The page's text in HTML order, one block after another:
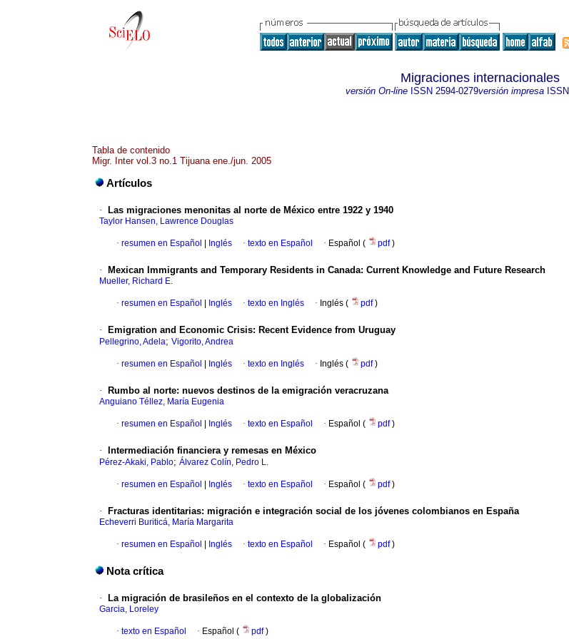
Migraciones internacionales
versión On-lineISSN 2594-0279versión impresaISSN
Tabla de contenido
Migr. Inter vol.3 no.1 Tijuana ene./jun. 2005
Artículos
· Las migraciones menonitas al norte de México entre 1922 y 1940
Taylor Hansen, Lawrence Douglas
· resumen en Español Inglés · texto en Español · Español ( pdf)
· Mexican Immigrants and Temporary Residents in Canada: Current Knowledge and Future Research
Mueller, Richard E.
· resumen en Español Inglés · texto en Inglés · Inglés ( pdf)
· Emigration and Economic Crisis: Recent Evidence from Uruguay
Pellegrino, Adela; Vigorito, Andrea
· resumen en Español Inglés · texto en Inglés · Inglés ( pdf)
· Rumbo al norte: nuevos destinos de la emigración veracruzana
Anguiano Téllez, María Eugenia
· resumen en Español Inglés · texto en Español · Español ( pdf)
· Intermediación financiera y remesas en México
Pérez-Akaki, Pablo; Álvarez Colín, Pedro L.
· resumen en Español Inglés · texto en Español · Español ( pdf)
· Fracturas identitarias: migración e integración social de los jóvenes colombianos en España
Echeverri Buriticá, María Margarita
· resumen en Español Inglés · texto en Español · Español ( pdf)
Nota crítica
· La migración de brasileños en el contexto de la globalización
Garcia, Loreley
· texto en Español · Español ( pdf)